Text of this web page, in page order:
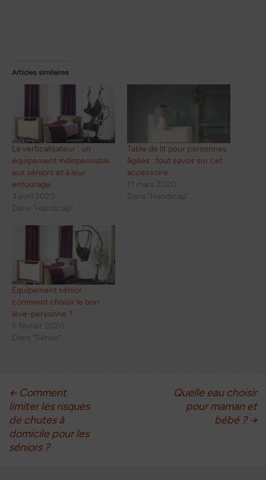
Articles similaires
Le verticalisateur : un
équipement indispensable
aux séniors et à leur
entourage
3 avril 2020
Dans "Handicap"
Table de lit pour personnes
âgées : tout savoir sur cet
accessoire
11 mars 2020
Dans "Handicap"
Equipement sénior :
comment choisir le bon
lève-personne ?
5 février 2020
Dans "Sénior"
Navigation
des
articles
←Comment
limiter les risques
de chutes à
domicile pour les
séniors ?
Quelle eau choisir
pour maman et
bébé ?→